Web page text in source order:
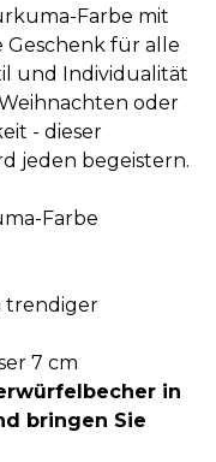
Farbe mit
Geschenk für alle
und Individualität
oder
- dieser
jeden begeistern.
Farbe
trendiger
7 cm
in
bringen Sie